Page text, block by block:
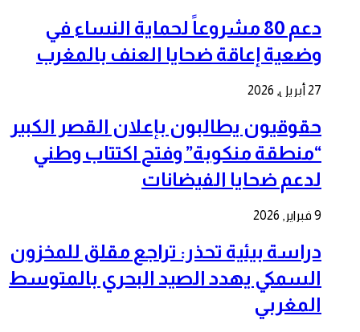
دعم 80 مشروعاً لحماية النساء في
وضعية إعاقة ضحايا العنف بالمغرب
27 أبريل, 2026
حقوقيون يطالبون بإعلان القصر الكبير
“منطقة منكوبة” وفتح اكتتاب وطني
لدعم ضحايا الفيضانات
9 فبراير, 2026
دراسة بيئية تحذر: تراجع مقلق للمخزون
السمكي يهدد الصيد البحري بالمتوسط
المغربي